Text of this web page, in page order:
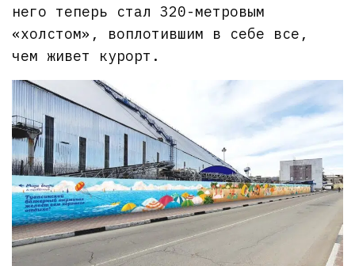
него теперь стал 320-метровым
«холстом», воплотившим в себе все,
чем живет курорт.